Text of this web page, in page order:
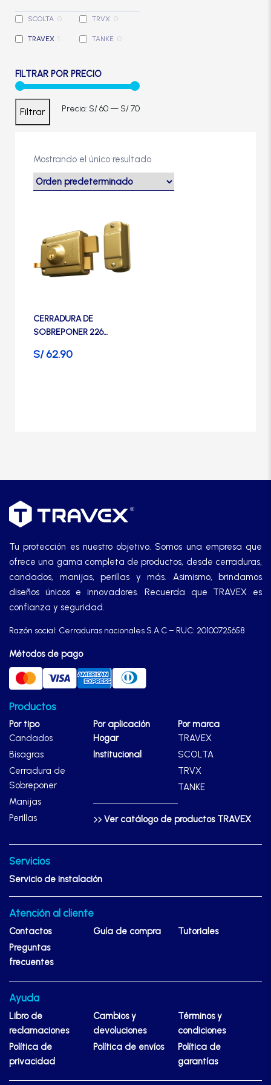
Cerradura de Sobreponer
Cerradura eléctrica
Cerraduras Digitales
Cierrapuertas
Manijas
Manillones
Otros
TANKE
Mostrando el único resultado
CERRADURA DE
SOBREPONER 226
S/62.90
SCOLTA 0
TRAVEX 1
TRVX 0
TANKE 0
FILTRAR POR PRECIO
Precio
Precio
Filtrar Precio: S/ 60— S/ 70
Tu protección es nuestro objetivo. Somos una empresa que
ofrece una gama completa de productos, desde cerraduras,
candados, manijas, perillas y más. Asimismo, brindamos
diseños únicos e innovadores. Recuerda que TRAVEX es
confianza y seguridad.
Razón social: Cerraduras nacionales S.A.C – RUC: 20100725658
Métodos de pago
Productos
Por tipo
Candados
Bisagras
Cerradura de
Sobreponer
Manijas
Perillas
Por aplicación
Hogar
Institucional
Por marca
TRAVEX
SCOLTA
TRVX
TANKE
Ver catálogo de productos TRAVEX
Servicios
Servicio de instalación
Atención al cliente
Contactos Guía de compra
Tutoriales
Preguntas
frecuentes
Ayuda
Libro de
reclamaciones
Cambios y
devoluciones
Términos y
condiciones
Política de
privacidad
Política de envíos
Política de
garantías